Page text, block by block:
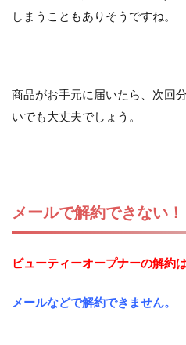
しまうこともありそうですね。
商品がお手元に届いたら、次回
いでも大丈夫でしょう。
メールで解約できない！
ビューティーオープナーの解約
メールなどで解約できません。